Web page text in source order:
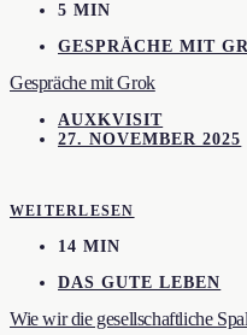
5 MIN
GESPRÄCHE MIT
Gespräche mit Grok
AUXKVISIT
27. NOVEMBER 2025
WEITERLESEN
14 MIN
DAS GUTE LEBEN
Wie wir die gesellschaftliche